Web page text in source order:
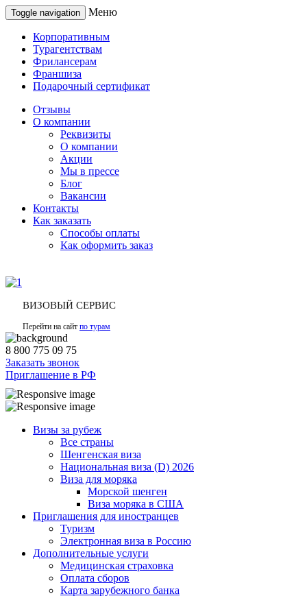
Toggle navigation Меню
Корпоративным
Турагентствам
Фрилансерам
Франшиза
Подарочный сертификат
Отзывы
О компании
Реквизиты
О компании
Акции
Мы в прессе
Блог
Вакансии
Контакты
Как заказать
Способы оплаты
Как оформить заказ
ВИЗОВЫЙ СЕРВИС
Перейти на сайт по турам
8 800 775 09 75
Заказать звонок
Приглашение в РФ
Визы за рубеж
Все страны
Шенгенская виза
Национальная виза (D) 2026
Виза для моряка
Морской шенген
Виза моряка в США
Приглашения для иностранцев
Туризм
Электронная виза в Россию
Дополнительные услуги
Медицинская страховка
Оплата сборов
Карта зарубежного банка